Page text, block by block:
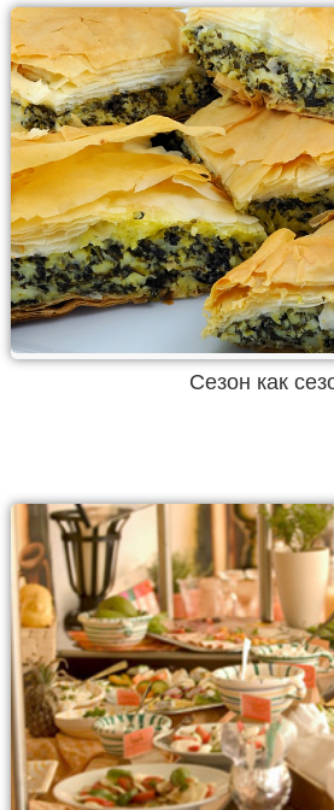
Сезон как